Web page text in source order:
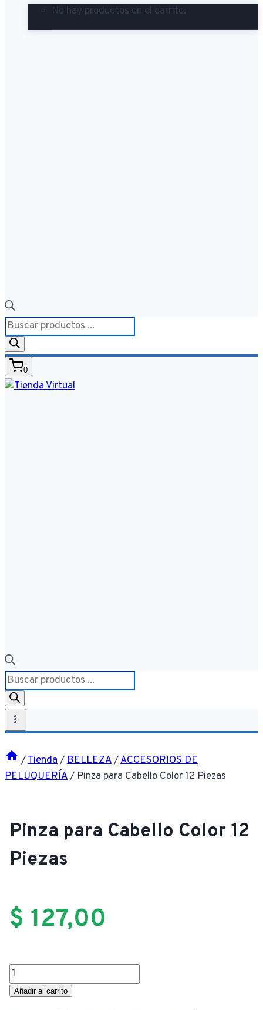
No hay productos en el carrito.
Búsqueda
de
productos
0
Búsqueda
de
productos
/Tienda/BELLEZA/ACCESORIOS DE
PELUQUERÍA/ Pinza para Cabello Color 12 Piezas
Pinza para Cabello Color 12
Piezas
$ 127,00
Pinza
para
Añadir al carrito